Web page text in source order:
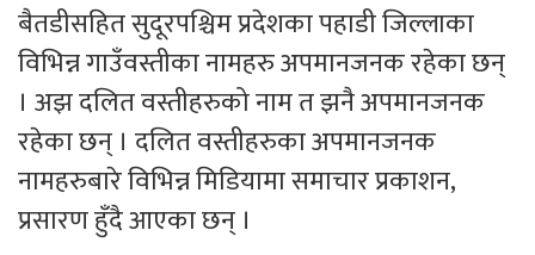
बैतडीसहित सुदूरपश्चिम प्रदेशका पहाडी जिल्लाका
विभिन्न गाउँवस्तीका नामहरु अपमानजनक रहेका छन्
। अझ दलित वस्तीहरुको नाम त झनै अपमानजनक
रहेका छन् । दलित वस्तीहरुका अपमानजनक
नामहरुबारे विभिन्न मिडियामा समाचार प्रकाशन,
प्रसारण हुँदै आएका छन् ।